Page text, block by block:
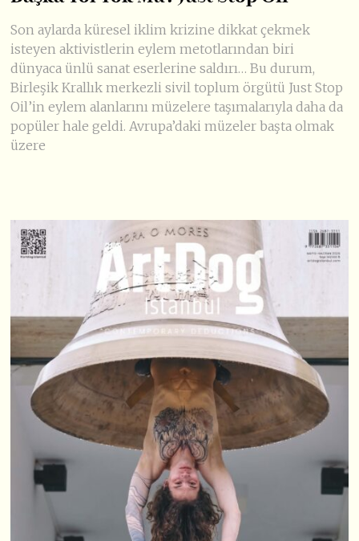
Son aylarda küresel iklim krizine dikkat çekmek
isteyen aktivistlerin eylem metotlarından biri
dünyaca ünlü sanat eserlerine saldırı… Bu durum,
Birleşik Krallık merkezli sivil toplum örgütü Just Stop
Oil’in eylem alanlarını müzelere taşımalarıyla daha da
popüler hale geldi. Avrupa’daki müzeler başta olmak
üzere